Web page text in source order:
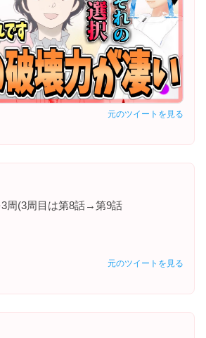
元のツイートを見る
周(3周目は第8話→第9話
元のツイートを見る